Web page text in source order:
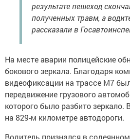
результате пешеход
полученных травм, а
рассказали в
На месте аварии полицейские
бокового зеркала. Благодаря
видеофиксации на трассе М7
передвижение грузового
которого было разбито зеркало.
на 829-м километре автодороги.
Водитель признался в